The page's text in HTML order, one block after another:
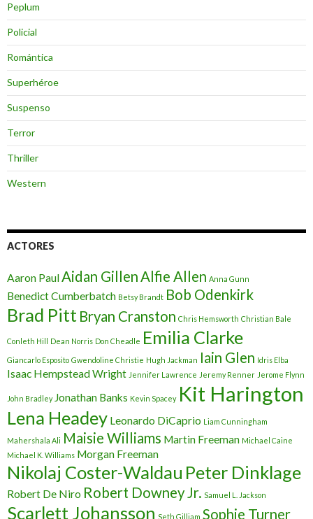
Peplum
Policial
Romántica
Superhéroe
Suspenso
Terror
Thriller
Western
ACTORES
Aaron PaulAidan GillenAlfie Allen Anna Gunn
Benedict Cumberbatch Betsy Brandt Bob Odenkirk
Brad Pitt Bryan Cranston Chris Hemsworth Christian Bale
Conleth Hill Dean Norris Don Cheadle Emilia Clarke
Giancarlo Esposito Gwendoline Christie Hugh Jackman Iain Glen Idris Elba
Isaac Hempstead Wright Jennifer Lawrence Jeremy Renner Jerome Flynn
John Bradley Jonathan Banks Kevin Spacey Kit Harington
Lena Headey Leonardo DiCaprio Liam Cunningham
Mahershala Ali Maisie Williams Martin Freeman Michael Caine
Michael K. Williams Morgan Freeman
Nikolaj Coster-Waldau Peter Dinklage
Robert De Niro Robert Downey Jr. Samuel L. Jackson
Scarlett Johansson Seth Gilliam Sophie Turner